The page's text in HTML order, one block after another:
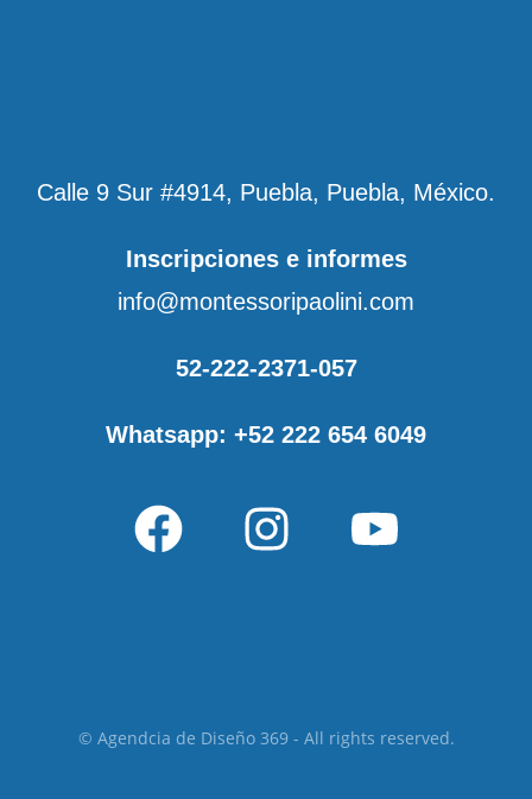
Calle 9 Sur #4914, Puebla, Puebla, México.
Inscripciones e informes
info@montessoripaolini.com
52-222-2371-057
Whatsapp: +52 222 654 6049
© Agendcia de Diseño 369 - All rights reserved.